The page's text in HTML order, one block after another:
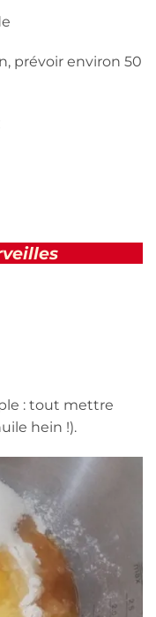
prévoir environ 50
: tout mettre
hein !).